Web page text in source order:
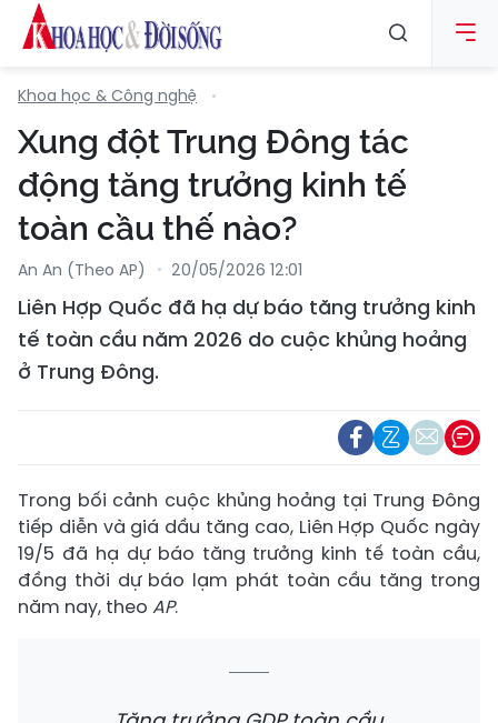
Khoa học & Công nghệ
Xung đột Trung Đông tác
động tăng trưởng kinh tế
toàn cầu thế nào?
An An (Theo AP) 20/05/2026 12:01
Liên Hợp Quốc đã hạ dự báo tăng trưởng kinh
tế toàn cầu năm 2026 do cuộc khủng hoảng
ở Trung Đông.
Trong bối cảnh cuộc khủng hoảng tại Trung Đông
tiếp diễn và giá dầu tăng cao, Liên Hợp Quốc ngày
19/5 đã hạ dự báo tăng trưởng kinh tế toàn cầu,
đồng thời dự báo lạm phát toàn cầu tăng trong
năm nay, theo AP.